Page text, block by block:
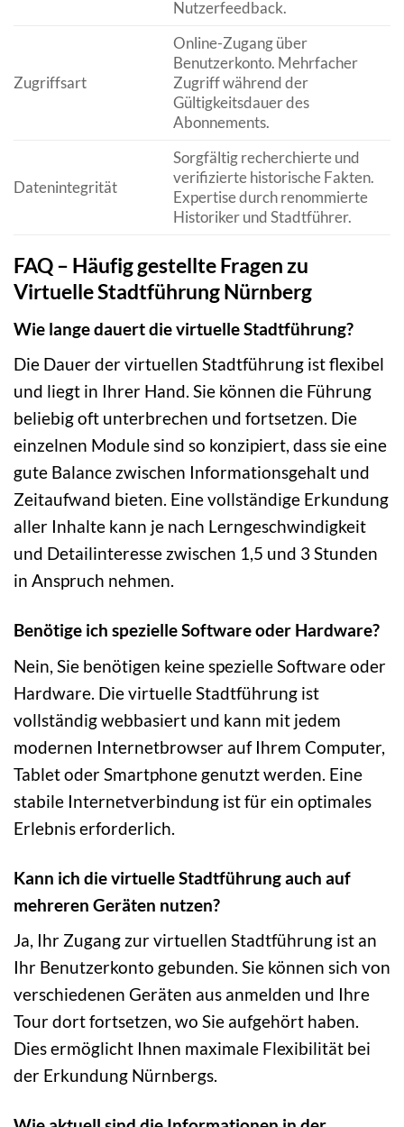
Nutzerfeedback.
Zugriffsart
Online-Zugang über
Benutzerkonto. Mehrfacher
Zugriff während der
Gültigkeitsdauer des
Abonnements.
Datenintegrität
Sorgfältig recherchierte und
verifizierte historische Fakten.
Expertise durch renommierte
Historiker und Stadtführer.
FAQ – Häufig gestellte Fragen zu
Virtuelle Stadtführung Nürnberg
Wie lange dauert die virtuelle Stadtführung?
Die Dauer der virtuellen Stadtführung ist flexibel
und liegt in Ihrer Hand. Sie können die Führung
beliebig oft unterbrechen und fortsetzen. Die
einzelnen Module sind so konzipiert, dass sie eine
gute Balance zwischen Informationsgehalt und
Zeitaufwand bieten. Eine vollständige Erkundung
aller Inhalte kann je nach Lerngeschwindigkeit
und Detailinteresse zwischen 1,5 und 3 Stunden
in Anspruch nehmen.
Benötige ich spezielle Software oder Hardware?
Nein, Sie benötigen keine spezielle Software oder
Hardware. Die virtuelle Stadtführung ist
vollständig webbasiert und kann mit jedem
modernen Internetbrowser auf Ihrem Computer,
Tablet oder Smartphone genutzt werden. Eine
stabile Internetverbindung ist für ein optimales
Erlebnis erforderlich.
Kann ich die virtuelle Stadtführung auch auf
mehreren Geräten nutzen?
Ja, Ihr Zugang zur virtuellen Stadtführung ist an
Ihr Benutzerkonto gebunden. Sie können sich von
verschiedenen Geräten aus anmelden und Ihre
Tour dort fortsetzen, wo Sie aufgehört haben.
Dies ermöglicht Ihnen maximale Flexibilität bei
der Erkundung Nürnbergs.